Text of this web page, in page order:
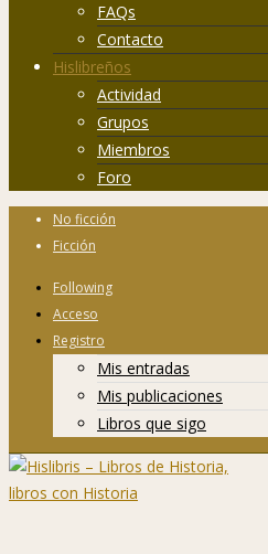
FAQs
Contacto
Hislibreños
Actividad
Grupos
Miembros
Foro
No ficción
Ficción
Following
Acceso
Registro
Mis entradas
Mis publicaciones
Libros que sigo